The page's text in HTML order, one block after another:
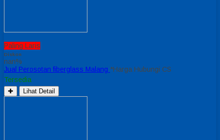
Paling Laris
Diskon
nan%
Jual Perosotan fiberglass Malang *Harga Hubungi CS
Tersedia
✚ Lihat Detail